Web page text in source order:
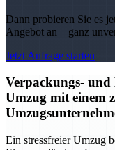
Dann probieren Sie es
Angebot an – ganz
Jetzt Anfrage starten
Verpackungs- und
Umzug mit einem
Ein stressfreier Umzug